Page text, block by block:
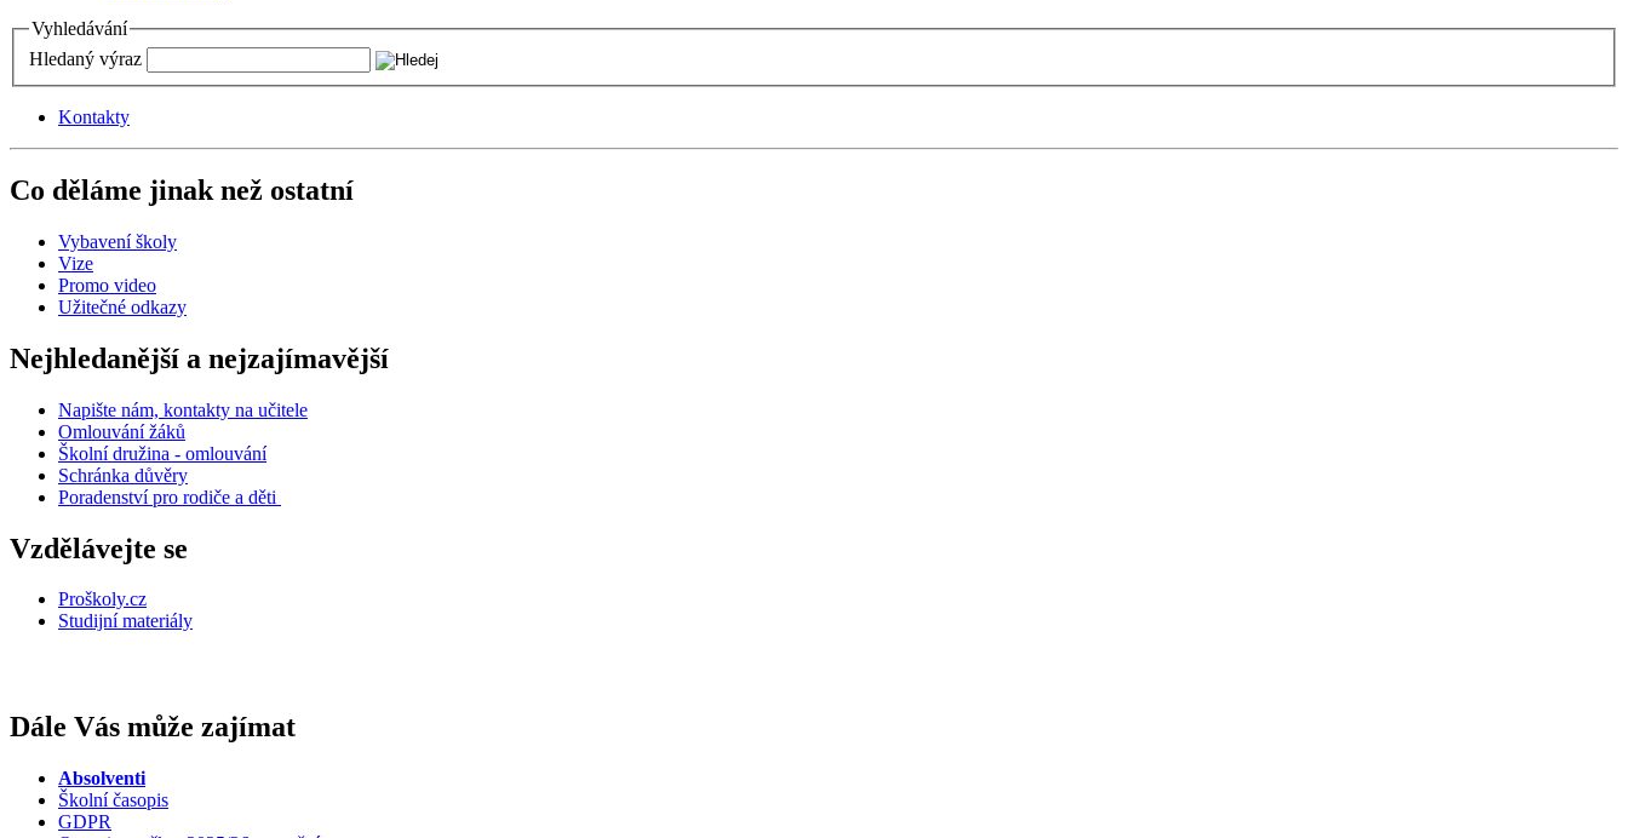
Vyhledávání
Hledaný výraz
Kontakty
Co děláme jinak než ostatní
Vybavení školy
Vize
Promo video
Užitečné odkazy
Nejhledanější a nejzajímavější
Napište nám, kontakty na učitele
Omlouvání žáků
Školní družina - omlouvání
Schránka důvěry
Poradenství pro rodiče a děti
Vzdělávejte se
Proškoly.cz
Studijní materiály
Dále Vás může zajímat
Absolventi
Školní časopis
GDPR